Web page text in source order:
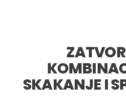
SKAKANJE I